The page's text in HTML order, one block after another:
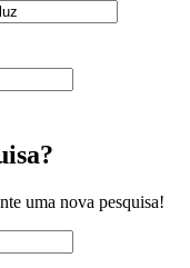
uma nova pesquisa!